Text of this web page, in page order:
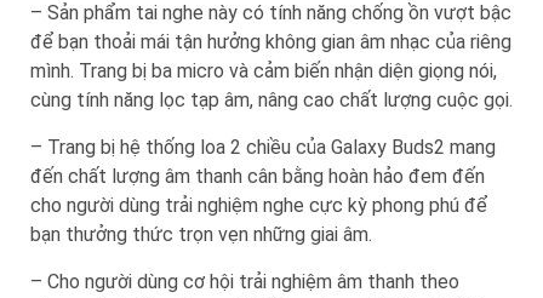
– Sản phẩm tai nghe này có tính năng chống ồn vượt bậc
để bạn thoải mái tận hưởng không gian âm nhạc của riêng
mình. Trang bị ba micro và cảm biến nhận diện giọng nói,
cùng tính năng lọc tạp âm, nâng cao chất lượng cuộc gọi.
– Trang bị hệ thống loa 2 chiều của Galaxy Buds2 mang
đến chất lượng âm thanh cân bằng hoàn hảo đem đến
cho người dùng trải nghiệm nghe cực kỳ phong phú để
bạn thưởng thức trọn vẹn những giai âm.
– Cho người dùng cơ hội trải nghiệm âm thanh theo